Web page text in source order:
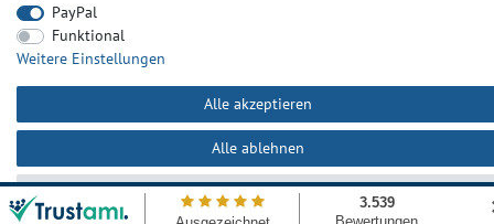
PayPal
Funktional
Weitere Einstellungen
Alle akzeptieren
Alle ablehnen
Auswahl akzeptieren